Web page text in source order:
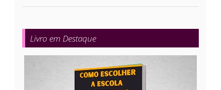
Livro em Destaque